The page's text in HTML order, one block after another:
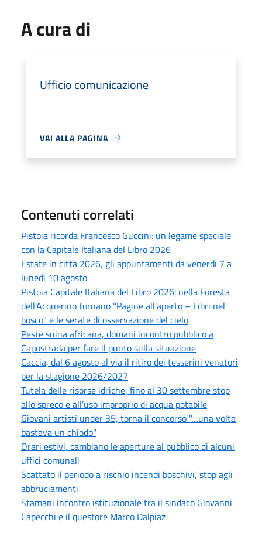
A cura di
Ufficio comunicazione
VAI ALLA PAGINA
Contenuti correlati
Pistoia ricorda Francesco Guccini: un legame speciale
con la Capitale Italiana del Libro 2026
Estate in città 2026, gli appuntamenti da venerdì 7 a
lunedì 10 agosto
Pistoia Capitale Italiana del Libro 2026: nella Foresta
dell'Acquerino tornano "Pagine all'aperto – Libri nel
bosco" e le serate di osservazione del cielo
Peste suina africana, domani incontro pubblico a
Capostrada per fare il punto sulla situazione
Caccia, dal 6 agosto al via il ritiro dei tesserini venatori
per la stagione 2026/2027
Tutela delle risorse idriche, fino al 30 settembre stop
allo spreco e all’uso improprio di acqua potabile
Giovani artisti under 35, torna il concorso "…una volta
bastava un chiodo"
Orari estivi, cambiano le aperture al pubblico di alcuni
uffici comunali
Scattato il periodo a rischio incendi boschivi, stop agli
abbruciamenti
Stamani incontro istituzionale tra il sindaco Giovanni
Capecchi e il questore Marco Dalpiaz